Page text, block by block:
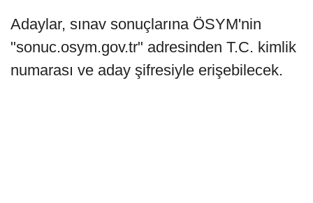
Adaylar, sınav sonuçlarına ÖSYM'nin
"sonuc.osym.gov.tr" adresinden T.C. kimlik
numarası ve aday şifresiyle erişebilecek.